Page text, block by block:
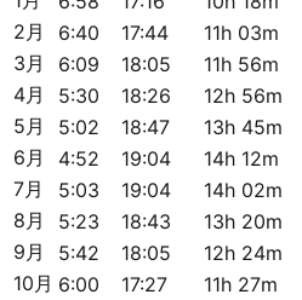
2月
6:40 17:44
11h 03m
3月
6:09 18:05
11h 56m
4月
5:30 18:26
12h 56m
5月
5:02 18:47
13h 45m
6月
4:52 19:04
14h 12m
7月
5:03 19:04
14h 02m
8月
5:23 18:43
13h 20m
9月
5:42 18:05
12h 24m
10月 6:00 17:27
11h 27m